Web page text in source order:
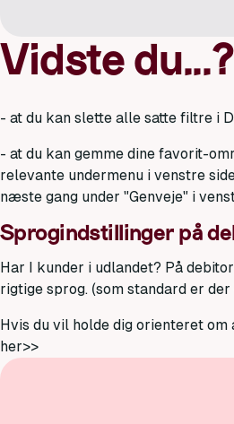
Vidste du...?
- at du kan slette alle satte filtre i
- at du kan gemme dine favorit-
relevante undermenu i venstre
næste gang under "Genveje" i
Sprogindstillinger på
Har I kunder i udlandet? På
rigtige sprog. (som standard er
Hvis du vil holde dig orienteret om
her>>